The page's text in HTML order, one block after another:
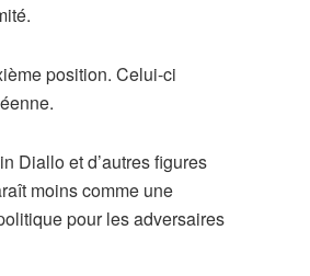
position. Celui-ci
Diallo et d’autres figures
moins comme une
pour les adversaires